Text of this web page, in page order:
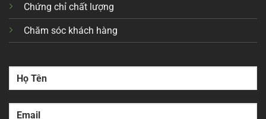
Chứng chỉ chất lượng
Chăm sóc khách hàng